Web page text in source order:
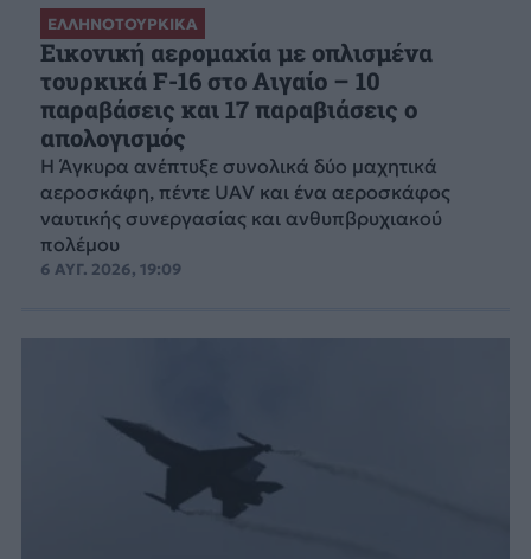
ΕΛΛΗΝΟΤΟΥΡΚΙΚΑ
Εικονική αερομαχία με οπλισμένα
τουρκικά F-16 στο Αιγαίο – 10
παραβάσεις και 17 παραβιάσεις ο
απολογισμός
Η Άγκυρα ανέπτυξε συνολικά δύο μαχητικά
αεροσκάφη, πέντε UAV και ένα αεροσκάφος
ναυτικής συνεργασίας και ανθυπβρυχιακού
πολέμου
6 ΑΥΓ. 2026, 19:09